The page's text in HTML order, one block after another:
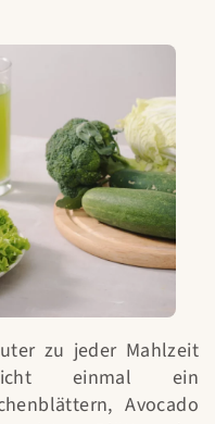
zu jeder Mahlzeit
einmal ein
Avocado